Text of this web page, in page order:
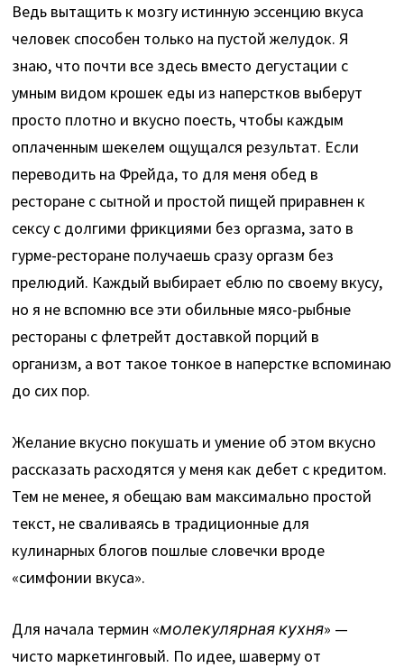
Ведь вытащить к мозгу истинную эссенцию вкуса
человек способен только на пустой желудок. Я
знаю, что почти все здесь вместо дегустации с
умным видом крошек еды из наперстков выберут
просто плотно и вкусно поесть, чтобы каждым
оплаченным шекелем ощущался результат. Если
переводить на Фрейда, то для меня обед в
ресторане с сытной и простой пищей приравнен к
сексу с долгими фрикциями без оргазма, зато в
гурме-ресторане получаешь сразу оргазм без
прелюдий. Каждый выбирает еблю по своему вкусу,
но я не вспомню все эти обильные мясо-рыбные
рестораны с флетрейт доставкой порций в
организм, а вот такое тонкое в наперстке вспоминаю
до сих пор.
Желание вкусно покушать и умение об этом вкусно
рассказать расходятся у меня как дебет с кредитом.
Тем не менее, я обещаю вам максимально простой
текст, не сваливаясь в традиционные для
кулинарных блогов пошлые словечки вроде
«симфонии вкуса».
Для начала термин «молекулярная кухня» —
чисто маркетинговый. По идее, шаверму от